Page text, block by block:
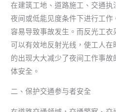
在建筑工地、道路施工、交通
夜间或低能见度条件下进行工
容易导致事故发生。而反光工衣
可以有效地反射光线，使工人
的出现大大减少了夜间工作事
体安全。
二、保护交通参与者安全